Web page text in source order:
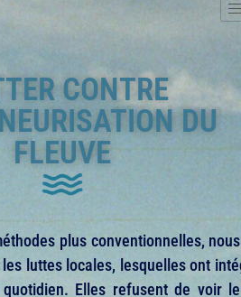
CONTRE
DU
FLEUVE
plus conventionnelles,
luttes locales, lesquelles ont
Elles refusent de voir